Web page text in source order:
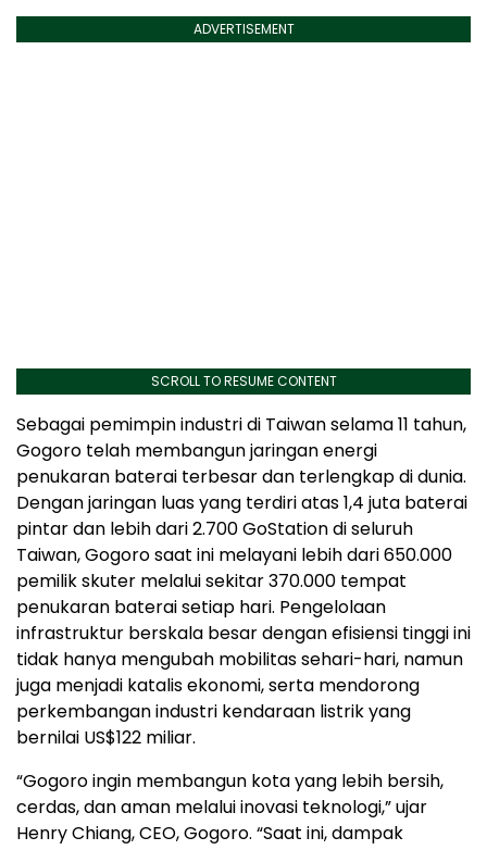
ADVERTISEMENT
SCROLL TO RESUME CONTENT
Sebagai pemimpin industri di Taiwan selama 11 tahun,
Gogoro telah membangun jaringan energi
penukaran baterai terbesar dan terlengkap di dunia.
Dengan jaringan luas yang terdiri atas 1,4 juta baterai
pintar dan lebih dari 2.700 GoStation di seluruh
Taiwan, Gogoro saat ini melayani lebih dari 650.000
pemilik skuter melalui sekitar 370.000 tempat
penukaran baterai setiap hari. Pengelolaan
infrastruktur berskala besar dengan efisiensi tinggi ini
tidak hanya mengubah mobilitas sehari-hari, namun
juga menjadi katalis ekonomi, serta mendorong
perkembangan industri kendaraan listrik yang
bernilai US$122 miliar.
“Gogoro ingin membangun kota yang lebih bersih,
cerdas, dan aman melalui inovasi teknologi,” ujar
Henry Chiang, CEO, Gogoro. “Saat ini, dampak